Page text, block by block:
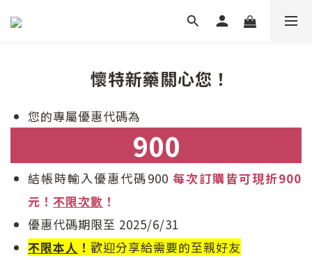
懷特新藥關心您！
您的專屬優惠代碼為
900
結帳時輸入優惠代碼900 每次訂購皆可現折900
元！ 不限次數 ！
優惠代碼期限至 2025/6/31
不限本人 ！ 歡迎分享給需要的至親好友